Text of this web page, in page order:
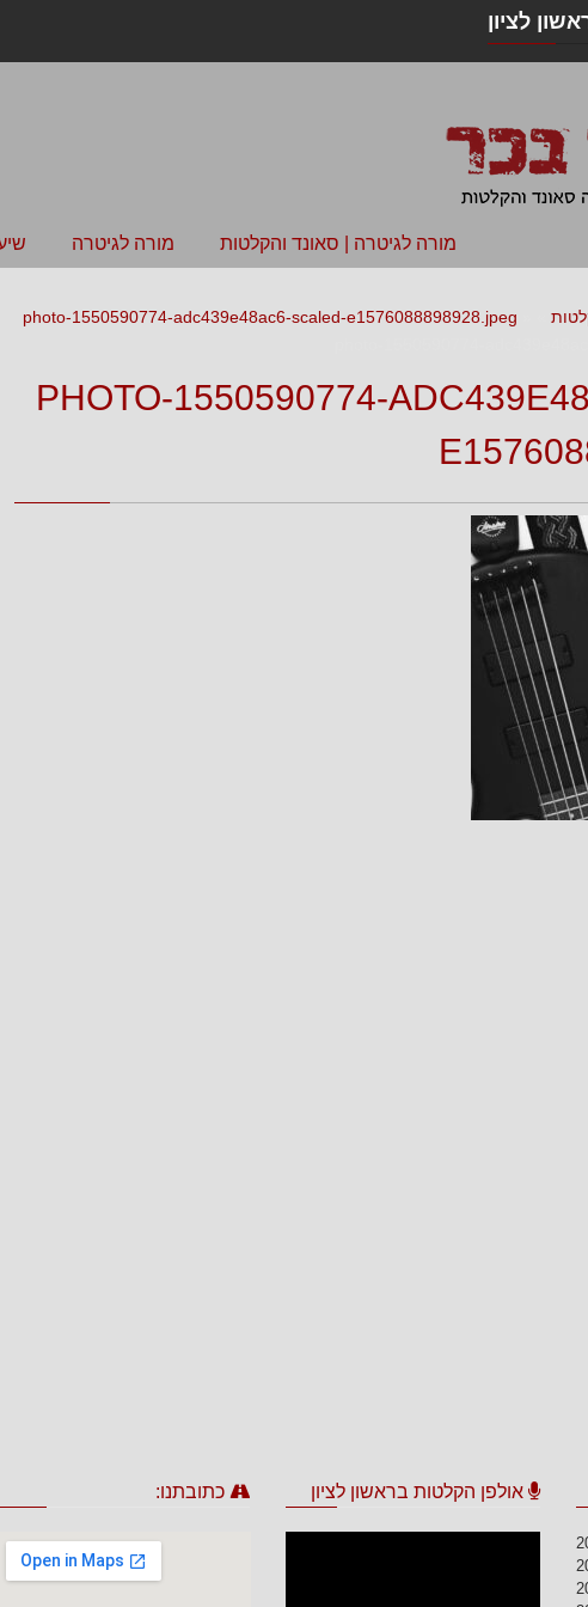
לציון
מורה לגיטרה | סאונד והקלטות מורה לגיטרה
photo-1550590774-adc439e48ac6-scaled-e1576088898928.jpeg
PHOTO-1550590774-
אולפן הקלטות בראשון לציון כתובתנו: